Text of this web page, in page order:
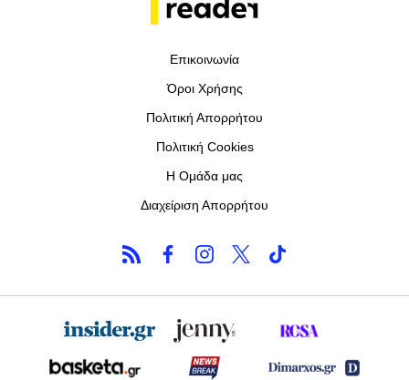
Επικοινωνία
Όροι Χρήσης
Πολιτική Απορρήτου
Πολιτική Cookies
Η Ομάδα μας
Διαχείριση Απορρήτου